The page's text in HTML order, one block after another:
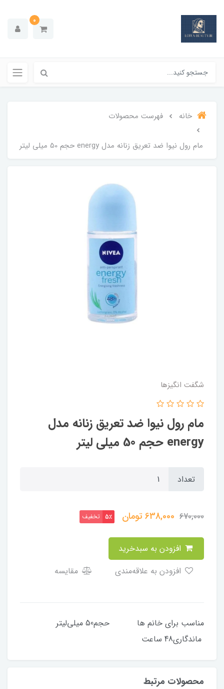
0
خانه فهرست محصولات
مام رول نیوا ضد تعریق زنانه مدل energy حجم 50 میلی لیتر
شگفت انگيزها
مام رول نیوا ضد تعریق زنانه مدل
energy حجم 50 میلی لیتر
تعداد
670,000
638,000تومان 5٪ تخفیف
مقایسه
مناسب برای خانم ها حجم50 میلی‌لیتر
ماندگاری48 ساعت
محصولات مرتبط